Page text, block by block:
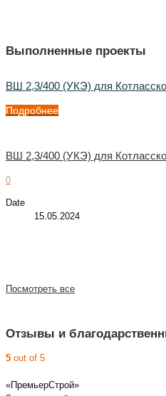
Выполненные проекты
ВШ 2,3/400 (УКЭ) для
Подробнее
ВШ 2,3/400 (УКЭ) для
0
Date
15.05.2024
Посмотреть все
Отзывы и
5 out of 5
«ПремьерСтрой»